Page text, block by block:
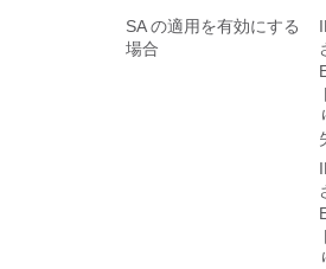
SA の適用を有効にする
場合